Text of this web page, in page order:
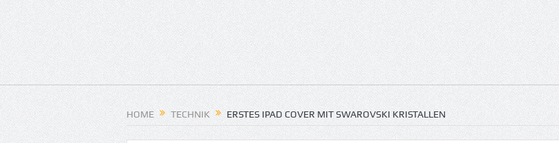
HOME TECHNIK ERSTES IPAD COVER MIT SWAROVSKI KRISTALLEN